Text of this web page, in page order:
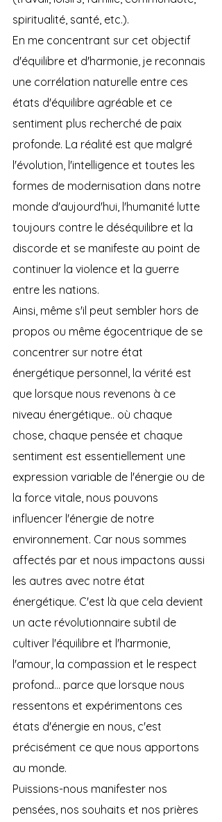
spiritualité, santé, etc.).
En me concentrant sur cet objectif
d'équilibre et d'harmonie, je reconnais
une corrélation naturelle entre ces
états d'équilibre agréable et ce
sentiment plus recherché de paix
profonde. La réalité est que malgré
l'évolution, l'intelligence et toutes les
formes de modernisation dans notre
monde d'aujourd'hui, l'humanité lutte
toujours contre le déséquilibre et la
discorde et se manifeste au point de
continuer la violence et la guerre
entre les nations.
Ainsi, même s'il peut sembler hors de
propos ou même égocentrique de se
concentrer sur notre état
énergétique personnel, la vérité est
que lorsque nous revenons à ce
niveau énergétique.. où chaque
chose, chaque pensée et chaque
sentiment est essentiellement une
expression variable de l'énergie ou de
la force vitale, nous pouvons
influencer l'énergie de notre
environnement. Car nous sommes
affectés par et nous impactons aussi
les autres avec notre état
énergétique. C'est là que cela devient
un acte révolutionnaire subtil de
cultiver l'équilibre et l'harmonie,
l'amour, la compassion et le respect
profond... parce que lorsque nous
ressentons et expérimentons ces
états d'énergie en nous, c'est
précisément ce que nous apportons
au monde.
Puissions-nous manifester nos
pensées, nos souhaits et nos prières